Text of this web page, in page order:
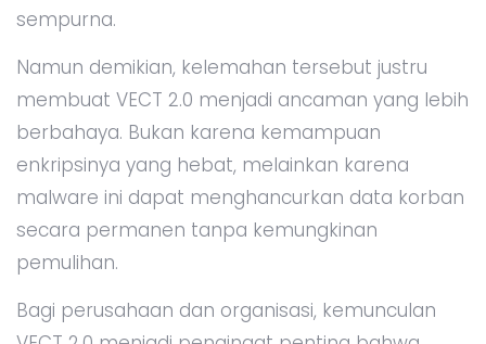
sempurna.
Namun demikian, kelemahan tersebut justru
membuat VECT 2.0 menjadi ancaman yang lebih
berbahaya. Bukan karena kemampuan
enkripsinya yang hebat, melainkan karena
malware ini dapat menghancurkan data korban
secara permanen tanpa kemungkinan
pemulihan.
Bagi perusahaan dan organisasi, kemunculan